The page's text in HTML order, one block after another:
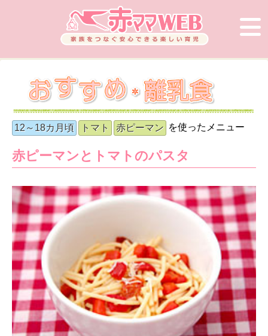
12～18カ月頃 トマト 赤ピーマン を使ったメニュー
赤ピーマンとトマトのパスタ